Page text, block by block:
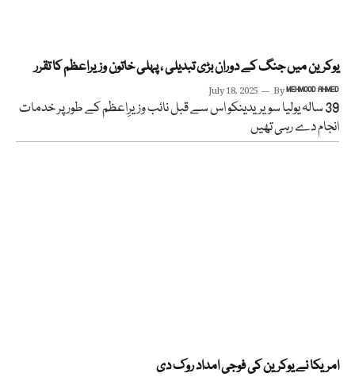
یوکرین میں جنگ کے دوران بڑی تبدیلی ، پہلی خاتون وزیراعظم کا تقرر
July 18, 2025 ByMEHMOOD AHMED
39 سالہ یولیا سویریدینکو اس سے قبل نائب وزیرِاعظم کے طور پر خدمات
انجام دے رہی تھیں
امریکا نے یوکرین کی فوجی امداد روک دی